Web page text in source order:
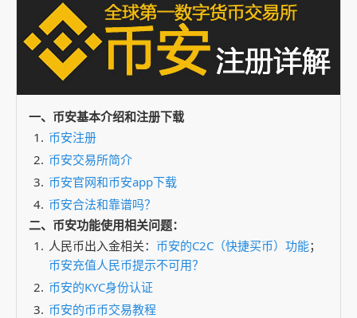
一、币安基本介绍和注册下载
币安注册
币安交易所简介
币安官网和币安app下载
币安合法和靠谱吗？
二、币安功能使用相关问题：
人民币出入金相关： 币安的C2C（快捷买币）功能；
币安充值人民币提示不可用？
币安的KYC身份认证
币安的币币交易教程